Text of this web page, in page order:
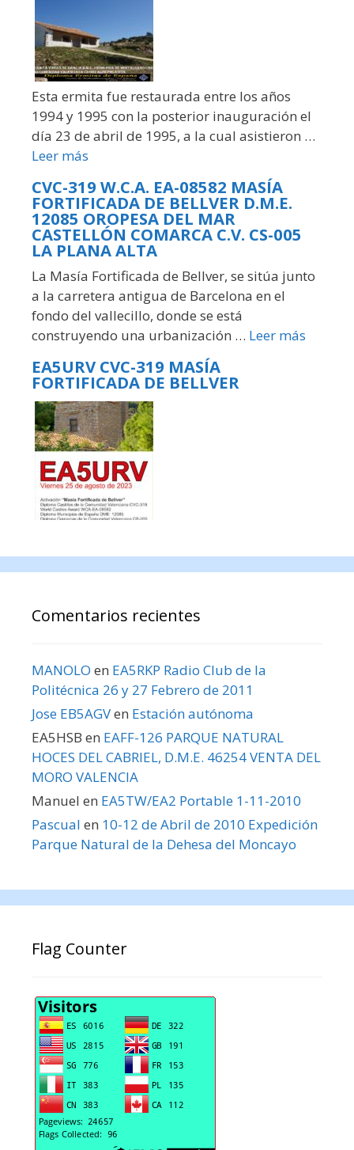
Esta ermita fue restaurada entre los años
1994 y 1995 con la posterior inauguración el
día 23 de abril de 1995, a la cual asistieron …
Leer más
CVC-319 W.C.A. EA-08582 MASÍA
FORTIFICADA DE BELLVER D.M.E.
12085 OROPESA DEL MAR
CASTELLÓN COMARCA C.V. CS-005
LA PLANA ALTA
La Masía Fortificada de Bellver, se sitúa junto
a la carretera antigua de Barcelona en el
fondo del vallecillo, donde se está
construyendo una urbanización … Leer más
EA5URV CVC-319 MASÍA
FORTIFICADA DE BELLVER
Comentarios recientes
MANOLO en EA5RKP Radio Club de la
Politécnica 26 y 27 Febrero de 2011
Jose EB5AGVen Estación autónoma
EA5HSB en EAFF-126 PARQUE NATURAL
HOCES DEL CABRIEL, D.M.E. 46254 VENTA DEL
MORO VALENCIA
Manuel en EA5TW/EA2 Portable 1-11-2010
Pascual en 10-12 de Abril de 2010 Expedición
Parque Natural de la Dehesa del Moncayo
Flag Counter